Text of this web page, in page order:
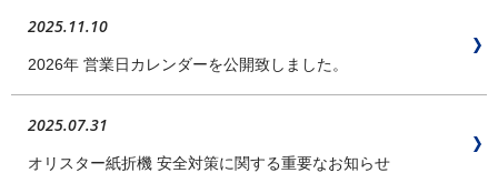
2025.11.10
2026年 営業日カレンダーを公開致しました。
2025.07.31
オリスター紙折機 安全対策に関する重要なお知らせ